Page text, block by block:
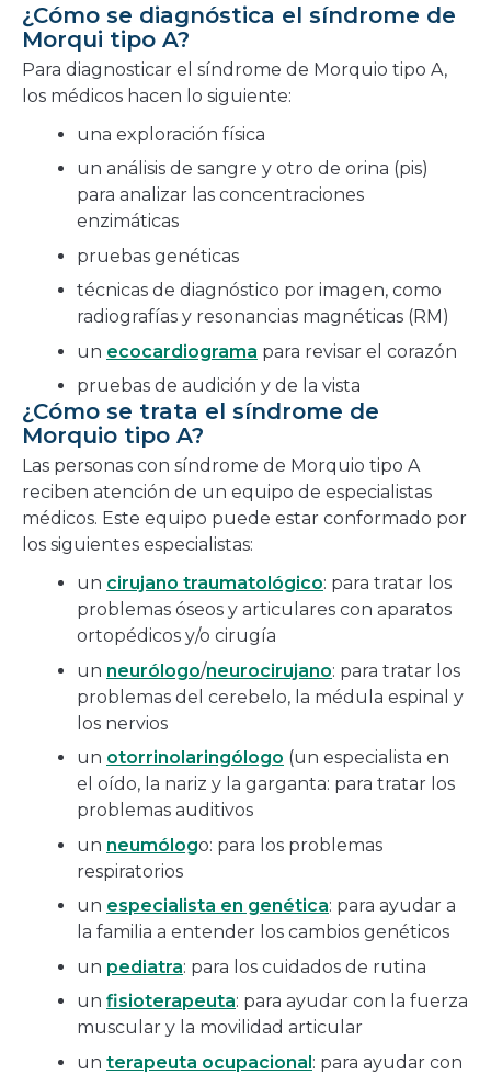
¿Cómo se diagnóstica el síndrome de
Morqui tipo A?
Para diagnosticar el síndrome de Morquio tipo A,
los médicos hacen lo siguiente:
una exploración física
un análisis de sangre y otro de orina (pis)
para analizar las concentraciones
enzimáticas
pruebas genéticas
técnicas de diagnóstico por imagen, como
radiografías y resonancias magnéticas (RM)
un ecocardiograma para revisar el corazón
pruebas de audición y de la vista
¿Cómo se trata el síndrome de
Morquio tipo A?
Las personas con síndrome de Morquio tipo A
reciben atención de un equipo de especialistas
médicos. Este equipo puede estar conformado por
los siguientes especialistas:
un cirujano traumatológico: para tratar los
problemas óseos y articulares con aparatos
ortopédicos y/o cirugía
un neurólogo/neurocirujano: para tratar los
problemas del cerebelo, la médula espinal y
los nervios
un otorrinolaringólogo (un especialista en
el oído, la nariz y la garganta: para tratar los
problemas auditivos
un neumólogo: para los problemas
respiratorios
un especialista en genética: para ayudar a
la familia a entender los cambios genéticos
un pediatra: para los cuidados de rutina
un fisioterapeuta: para ayudar con la fuerza
muscular y la movilidad articular
un terapeuta ocupacional: para ayudar con